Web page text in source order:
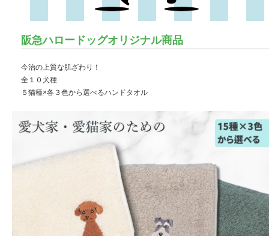
阪急ハロードッグオリジナル商品
今治の上質な肌ざわり！
全１０犬種
５猫種×各３色から選べるハンドタオル